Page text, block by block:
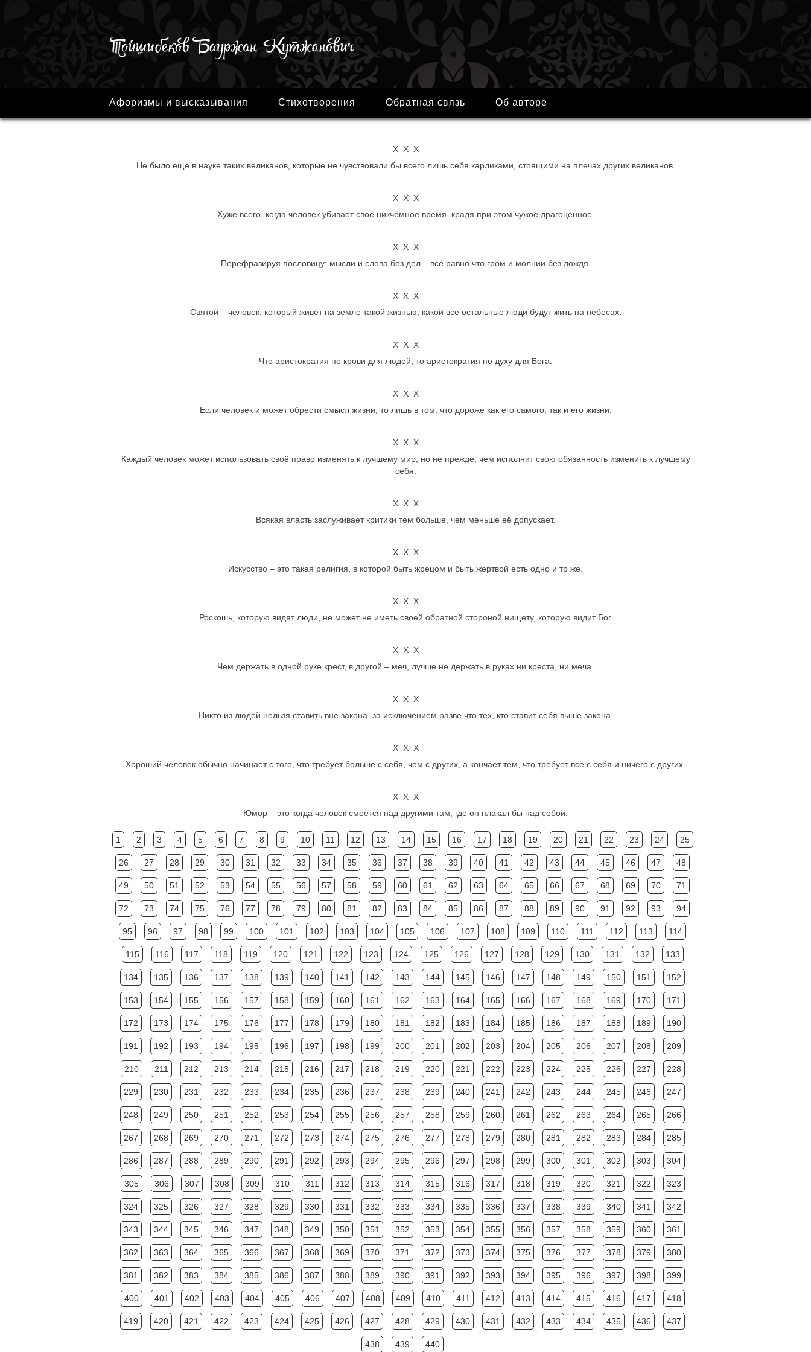
Афоризмы и высказывания Стихотворения Обратная связь Об авторе
Х Х Х
Не было ещё в науке таких великанов, которые не чувствовали бы всего лишь себя карликами, стоящими на плечах других великанов.
Х Х Х
Хуже всего, когда человек убивает своё никчёмное время, крадя при этом чужое драгоценное.
Х Х Х
Перефразируя пословицу: мысли и слова без дел – всё равно что гром и молнии без дождя.
Х Х Х
Святой – человек, который живёт на земле такой жизнью, какой все остальные люди будут жить на небесах.
Х Х Х
Что аристократия по крови для людей, то аристократия по духу для Бога.
Х Х Х
Если человек и может обрести смысл жизни, то лишь в том, что дороже как его самого, так и его жизни.
Х Х Х
Каждый человек может использовать своё право изменять к лучшему мир, но не прежде, чем исполнит свою обязанность изменить к лучшему
себя.
Х Х Х
Всякая власть заслуживает критики тем больше, чем меньше её допускает.
Х Х Х
Искусство – это такая религия, в которой быть жрецом и быть жертвой есть одно и то же.
Х Х Х
Роскошь, которую видят люди, не может не иметь своей обратной стороной нищету, которую видит Бог.
Х Х Х
Чем держать в одной руке крест, в другой – меч, лучше не держать в руках ни креста, ни меча.
Х Х Х
Никто из людей нельзя ставить вне закона, за исключением разве что тех, кто ставит себя выше закона.
Х Х Х
Хороший человек обычно начинает с того, что требует больше с себя, чем с других, а кончает тем, что требует всё с себя и ничего с других.
Х Х Х
Юмор – это когда человек смеётся над другими там, где он плакал бы над собой.
1 2 3 4 5 6 7 8 9 10 11 12 13 14 15 16 17 18 19 20 21 22 23 24 25
26 27 28 29 30 31 32 33 34 35 36 37 38 39 40 41 42 43 44 45 46 47 48
49 50 51 52 53 54 55 56 57 58 59 60 61 62 63 64 65 66 67 68 69 70 71
72 73 74 75 76 77 78 79 80 81 82 83 84 85 86 87 88 89 90 91 92 93 94
95 96 97 98 99 100 101 102 103 104 105 106 107 108 109 110 111 112 113 114
115 116 117 118 119 120 121 122 123 124 125 126 127 128 129 130 131 132 133
134 135 136 137 138 139 140 141 142 143 144 145 146 147 148 149 150 151 152
153 154 155 156 157 158 159 160 161 162 163 164 165 166 167 168 169 170 171
172 173 174 175 176 177 178 179 180 181 182 183 184 185 186 187 188 189 190
191 192 193 194 195 196 197 198 199 200 201 202 203 204 205 206 207 208 209
210 211 212 213 214 215 216 217 218 219 220 221 222 223 224 225 226 227 228
229 230 231 232 233 234 235 236 237 238 239 240 241 242 243 244 245 246 247
248 249 250 251 252 253 254 255 256 257 258 259 260 261 262 263 264 265 266
267 268 269 270 271 272 273 274 275 276 277 278 279 280 281 282 283 284 285
286 287 288 289 290 291 292 293 294 295 296 297 298 299 300 301 302 303 304
305 306 307 308 309 310 311 312 313 314 315 316 317 318 319 320 321 322 323
324 325 326 327 328 329 330 331 332 333 334 335 336 337 338 339 340 341 342
343 344 345 346 347 348 349 350 351 352 353 354 355 356 357 358 359 360 361
362 363 364 365 366 367 368 369 370 371 372 373 374 375 376 377 378 379 380
381 382 383 384 385 386 387 388 389 390 391 392 393 394 395 396 397 398 399
400 401 402 403 404 405 406 407 408 409 410 411 412 413 414 415 416 417 418
419 420 421 422 423 424 425 426 427 428 429 430 431 432 433 434 435 436 437
438 439 440